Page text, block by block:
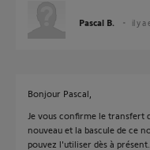
Pascal B. il y a
Bonjour Pascal,
Je vous confirme le transfert
nouveau et la bascule de ce
pouvez l'utiliser dès à présent.